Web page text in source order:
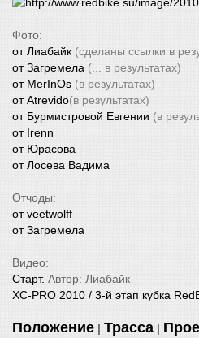
Фото:
от Лиабайк (сделаны ссылки в
от Загремела (... в результатах)
от MerInOs (в результатах)
от Atrevido(в результатах)
от Бурмистровой Евгении (в
от Irenn
от Юрасова
от Лосева Вадима
Отчоды:
от veetwolff
от Загремела
Видео:
Старт. Автор: Лиабайк
XC-PRO 2010 / 3-й этап кубка
Положение | Трасса|